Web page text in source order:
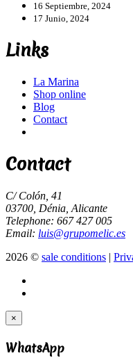
16 Septiembre, 2024
17 Junio, 2024
Links
La Marina
Shop online
Blog
Contact
Contact
C/ Colón, 41
03700, Dénia, Alicante
Telephone: 667 427 005
Email: luis@grupomelic.es
2026 © sale conditions |
×
WhatsApp